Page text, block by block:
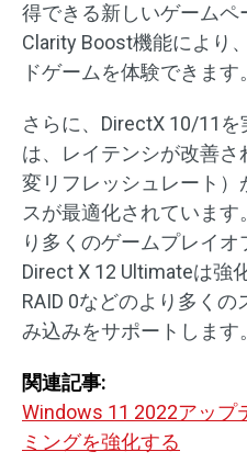
得できる新しいゲームペ
Clarity Boost機能により
ドゲームを体験できます。
さらに、DirectX 10/11
は、レイテンシが改善さ
変リフレッシュレート
スが最適化されています
り多くのゲームプレイオ
Direct X 12 Ultimateは強
RAID 0などのより多く
み込みをサポートします。
関連記事:
Windows 11 2022アップ
ミングを強化する